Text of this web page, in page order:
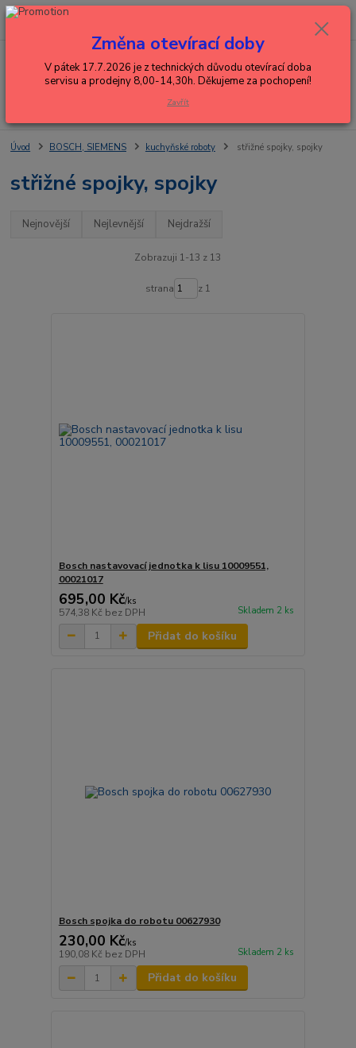
Menu
+420 602 288 130
0,00 Kč
Úvod BOSCH, SIEMENS kuchyňské roboty střižné spojky, spojky
střižné spojky, spojky
Nejnovější Nejlevnější Nejdražší
Zobrazuji 1-13 z 13
strana z 1
Bosch nastavovací jednotka k lisu 10009551,
00021017
695,00 Kč/ks
574,38 Kč bez DPH Skladem 2 ks
Přidat do košíku
Bosch spojka do robotu 00627930
230,00 Kč/ks
190,08 Kč bez DPH Skladem 2 ks
Přidat do košíku
Změna otevírací doby
V pátek 17.7.2026 je z technických důvodu otevírací doba
servisu a prodejny 8,00-14,30h. Děkujeme za pochopení!
Zavřít